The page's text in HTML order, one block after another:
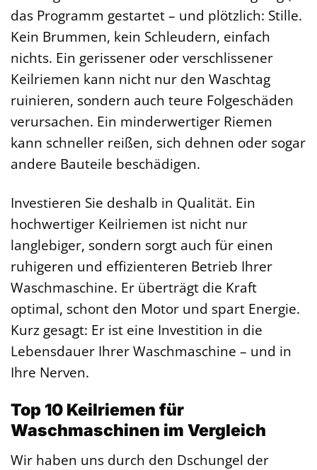
das Programm gestartet – und plötzlich: Stille.
Kein Brummen, kein Schleudern, einfach
nichts. Ein gerissener oder verschlissener
Keilriemen kann nicht nur den Waschtag
ruinieren, sondern auch teure Folgeschäden
verursachen. Ein minderwertiger Riemen
kann schneller reißen, sich dehnen oder sogar
andere Bauteile beschädigen.
Investieren Sie deshalb in Qualität. Ein
hochwertiger Keilriemen ist nicht nur
langlebiger, sondern sorgt auch für einen
ruhigeren und effizienteren Betrieb Ihrer
Waschmaschine. Er überträgt die Kraft
optimal, schont den Motor und spart Energie.
Kurz gesagt: Er ist eine Investition in die
Lebensdauer Ihrer Waschmaschine – und in
Ihre Nerven.
Top 10 Keilriemen für
Waschmaschinen im Vergleich
Wir haben uns durch den Dschungel der